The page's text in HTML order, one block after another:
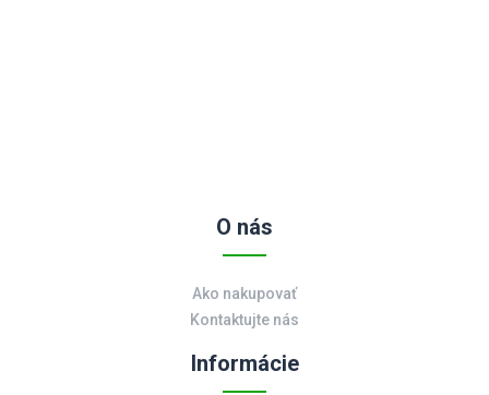
O nás
Ako nakupovať
Kontaktujte nás
Informácie